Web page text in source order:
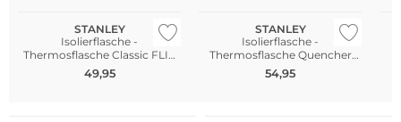
STANLEY
Isolierflasche -
Thermosflasche Classic FLIP
STRAW 2.0 0,8l Rose Quartz
49,95
STANLEY
Isolierflasche -
Thermosflasche Quencher
H2.0 FlowState™ Tumbler 1,2L
Rose Quartz
54,95